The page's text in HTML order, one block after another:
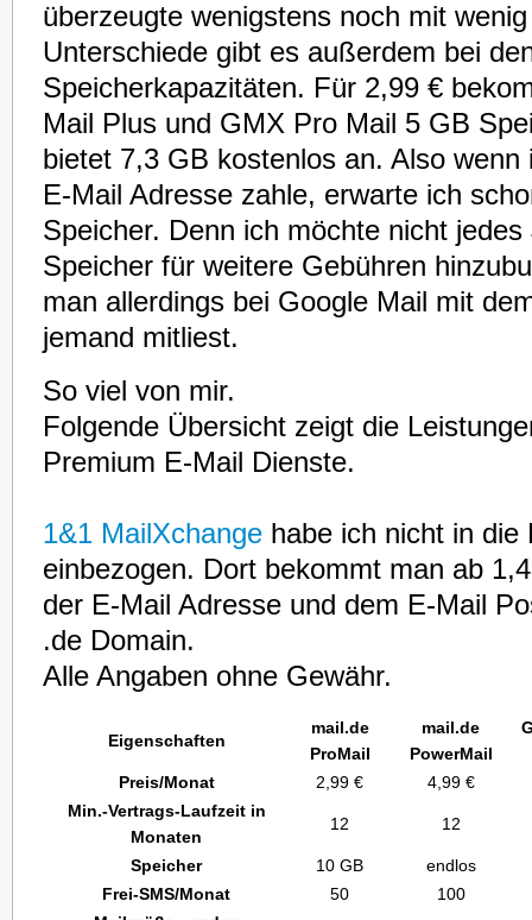
überzeugte wenigstens noch mit
Unterschiede gibt es außerdem bei
Speicherkapazitäten. Für 2,99 €
Mail Plus und GMX Pro Mail 5 GB
bietet 7,3 GB kostenlos an. Also wenn
E-Mail Adresse zahle, erwarte ich
Speicher. Denn ich möchte nicht jedes
Speicher für weitere Gebühren
man allerdings bei Google Mail mit
jemand mitliest.
So viel von mir.
Folgende Übersicht zeigt die
Premium E-Mail Dienste.
1&1 MailXchange habe ich nicht in die
einbezogen. Dort bekommt man ab
der E-Mail Adresse und dem E-Mail
.de Domain.
Alle Angaben ohne Gewähr.
Eigenschaften
mail.de
ProMail
mail.de
PowerMail
Preis/Monat 2,99 €
4,99 €
Min.-Vertrags-Laufzeit in
Monaten
12 12
Speicher 10 GB
endlos
Frei-SMS/Monat
50
100